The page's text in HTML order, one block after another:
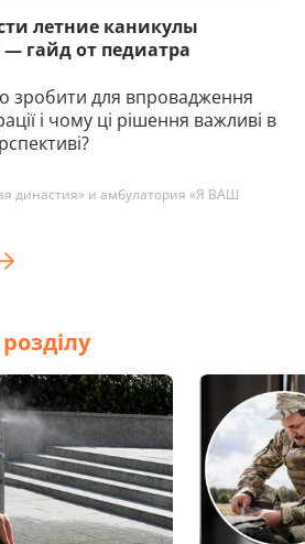
летние каникулы
— гайд от педиатра
зробити для впровадження
і чому ці рішення важливі в
династия» и амбулатория «Я ВАШ